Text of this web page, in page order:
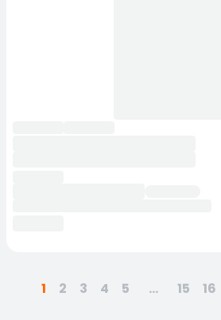
1 2 3 4 5 ... 15 16